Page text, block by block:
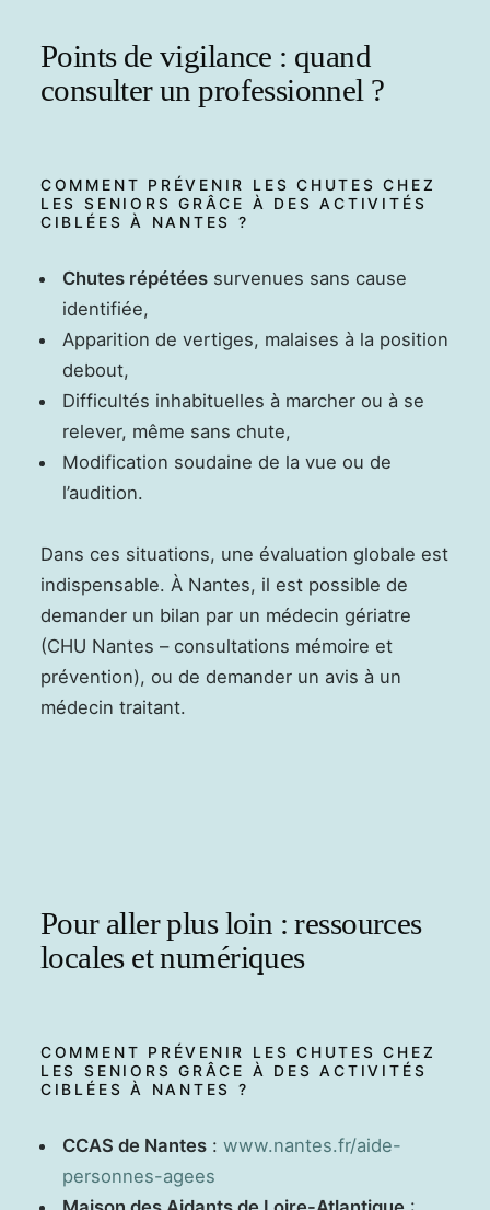
Points de vigilance : quand
consulter un professionnel ?
COMMENT PRÉVENIR LES CHUTES CHEZ
LES SENIORS GRÂCE À DES ACTIVITÉS
CIBLÉES À NANTES ?
Chutes répétéessurvenues sans cause
identifiée,
Apparition de vertiges, malaises à la position
debout,
Difficultés inhabituelles à marcher ou à se
relever, même sans chute,
Modification soudaine de la vue ou de
l’audition.
Dans ces situations, une évaluation globale est
indispensable. À Nantes, il est possible de
demander un bilan par un médecin gériatre
(CHU Nantes – consultations mémoire et
prévention), ou de demander un avis à un
médecin traitant.
Pour aller plus loin : ressources
locales et numériques
COMMENT PRÉVENIR LES CHUTES CHEZ
LES SENIORS GRÂCE À DES ACTIVITÉS
CIBLÉES À NANTES ?
CCAS de Nantes: www.nantes.fr/aide-
personnes-agees